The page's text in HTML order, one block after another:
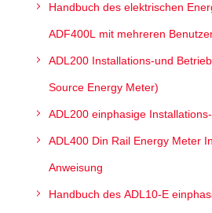
Handbuch des elektrischen
ADF400L mit mehreren
ADL200 Installations-und
Source Energy Meter)
ADL200 einphasige
ADL400 Din Rail Energy Meter
Anweisung
Handbuch des ADL10-E